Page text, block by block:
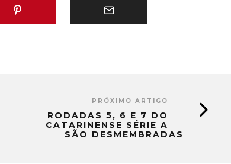
PRÓXIMO ARTIGO
RODADAS 5, 6 E 7 DO
CATARINENSE SÉRIE A
SÃO DESMEMBRADAS